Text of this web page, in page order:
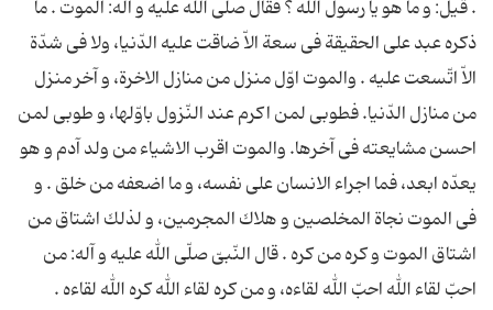
. قیل: و ما هو یا رسول الله ؟ فقال صلّى الله علیه و آله: الموت . ما
ذكره عبد على الحقیقة فى سعة الاّ ضاقت علیه الدّنیا، ولا فى شدّة
الاّ اتّسعت علیه . والموت اوّل منزل من منازل الاخرة، و آخر منزل
من منازل الدّنیا. فطوبى لمن اكرم عند النّزول باوّلها، و طوبى لمن
احسن مشایعته فى آخرها. والموت اقرب الاشیاء من ولد آدم و هو
یعدّه ابعد، فما اجراء الانسان على نفسه، و ما اضعفه من خلق . و
فى الموت نجاة المخلصین و هلاك المجرمین، و لذلك اشتاق من
اشتاق الموت و كره من كره . قال النّبىّ صلّى الله علیه و آله: من
احبّ لقاء الله احبّ الله لقاءه، و من كره لقاء الله كره الله لقاءه .